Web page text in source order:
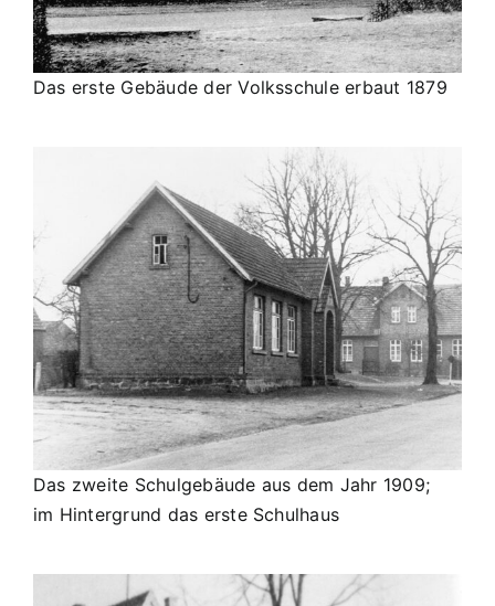
Das erste Gebäude der Volksschule erbaut 1879
Das zweite Schulgebäude aus dem Jahr 1909;
im Hintergrund das erste Schulhaus